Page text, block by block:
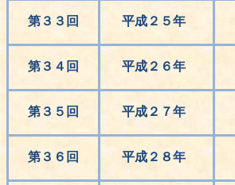
第３３回 平成２５年
第３４回 平成２６年
第３５回 平成２７年
第３６回 平成２８年